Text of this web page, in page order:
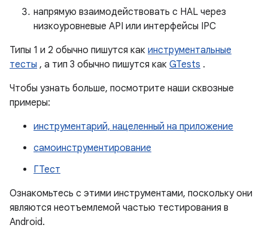
напрямую взаимодействовать с HAL через
низкоуровневые API или интерфейсы IPC
Типы 1 и 2 обычно пишутся как инструментальные
тесты , а тип 3 обычно пишутся как GTests .
Чтобы узнать больше, посмотрите наши сквозные
примеры:
инструментарий, нацеленный на приложение
самоинструментирование
ГТест
Ознакомьтесь с этими инструментами, поскольку они
являются неотъемлемой частью тестирования в
Android.